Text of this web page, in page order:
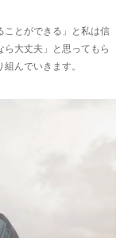
ことができる」と私は信
ら大丈夫」と思ってもら
んでいきます。